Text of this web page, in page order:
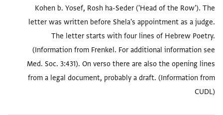
Kohen b. Yosef, Rosh ha-Seder ('Head of the Row'). The
letter was written before Shela's appointment as a judge.
The letter starts with four lines of Hebrew Poetry.
(Information from Frenkel. For additional information see
Med. Soc. 3:431). On verso there are also the opening lines
from a legal document, probably a draft. (Information from
CUDL)